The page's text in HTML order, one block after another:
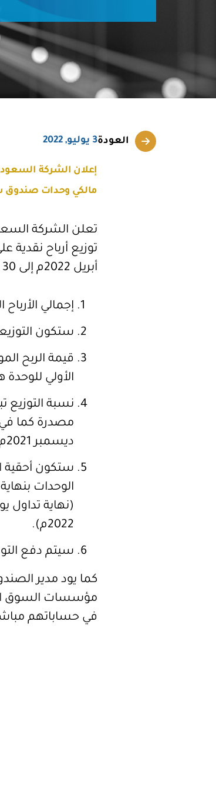
العودة3 يوليو, 2022
إعلان الشركة
مالكي وحدات صندوق
تعلن الشركة
أبريل 2022م إلى 30 يونيو 2022م على النحو التالي:
إجمالي الأرباح الموزعة
ستكون التوزيعات
الأولي للوحدة هو 1.750% أي ما يعادل 7.00% على
ديسمبر 2021م).
ستكون أحقية
2022م).
سيتم دفع التوزيعات خلال 60
كما يود مدير
مؤسسات السوق
في حساباتهم